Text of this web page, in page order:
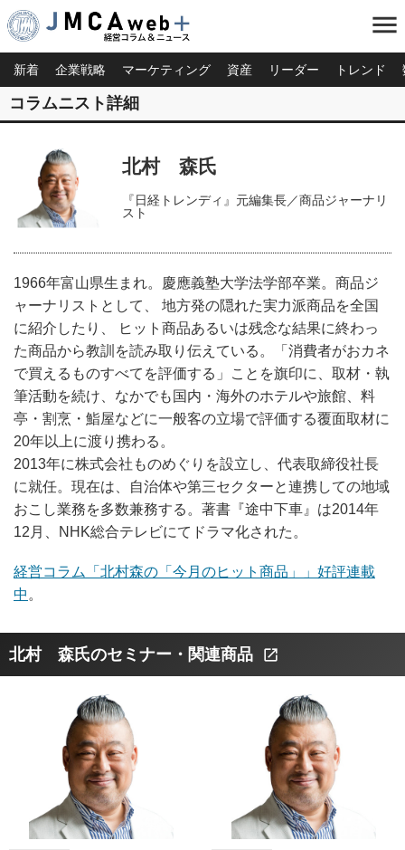
menu
新着 企業戦略 マーケティング 資産 リーダー トレンド
コラムニスト詳細
北村 森氏
『日経トレンディ』元編集長／商品ジャーナリ
スト
1966年富山県生まれ。慶應義塾大学法学部卒業。商品ジ
ャーナリストとして、 地方発の隠れた実力派商品を全国
に紹介したり、 ヒット商品あるいは残念な結果に終わっ
た商品から教訓を読み取り伝えている。「消費者がおカネ
で買えるものすべてを評価する」ことを旗印に、取材・執
筆活動を続け、なかでも国内・海外のホテルや旅館、料
亭・割烹・鮨屋などに一般客の立場で評価する覆面取材に
20年以上に渡り携わる。
2013年に株式会社ものめぐりを設立し、代表取締役社長
に就任。現在は、自治体や第三セクターと連携しての地域
おこし業務を多数兼務する。著書『途中下車』は2014年
12月、NHK総合テレビにてドラマ化された。
経営コラム「北村森の「今月のヒット商品」」好評連載
中 。
北村 森氏のセミナー・関連商品 open_in_new